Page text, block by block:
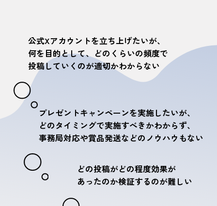
公式Xアカウントを立ち上げたいが、
何を目的として、どのくらいの頻度で
投稿していくのが適切かわからない
プレゼントキャンペーンを実施したいが、
どのタイミングで実施すべきかわからず、
事務局対応や賞品発送などのノウハウもない
どの投稿がどの程度効果が
あったのか検証するのが難しい